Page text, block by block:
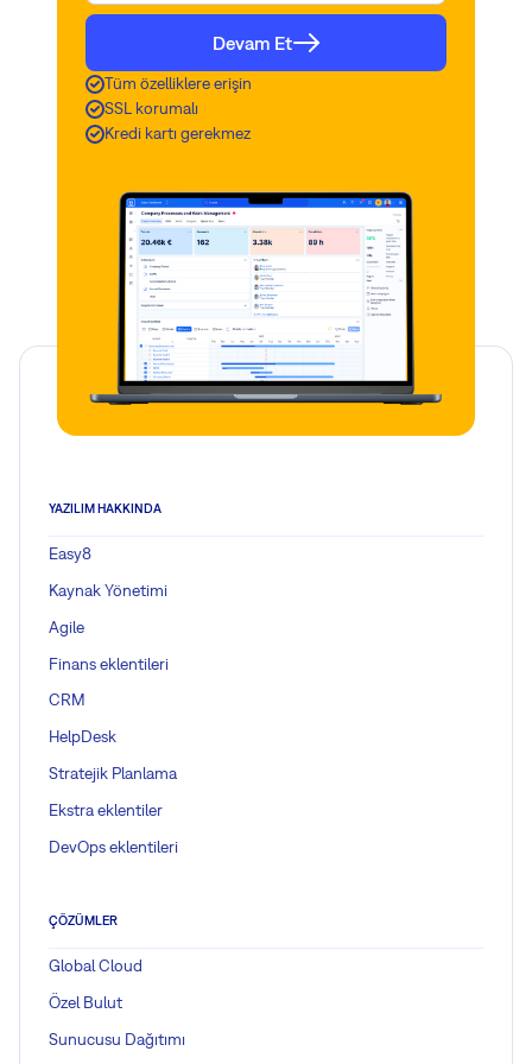
Devam Et
Tüm özelliklere erişin
SSL korumalı
Kredi kartı gerekmez
YAZILIM HAKKINDA
Easy8
Kaynak Yönetimi
Agile
Finans eklentileri
CRM
HelpDesk
Stratejik Planlama
Ekstra eklentiler
DevOps eklentileri
ÇÖZÜMLER
Global Cloud
Özel Bulut
Sunucusu Dağıtımı